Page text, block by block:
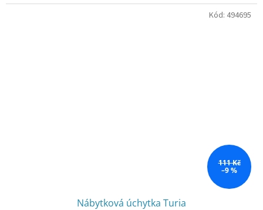
111 Kč
–9 %
Nábytková úchytka Turia
Kód: 494695